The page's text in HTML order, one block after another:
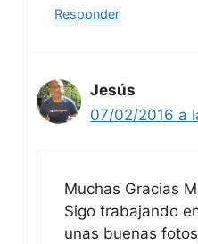
Responder
Jesús
07/02/2016 a
Muchas Gracias
Sigo trabajando
unas buenas